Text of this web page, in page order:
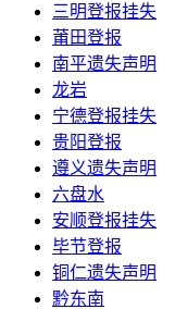
三明登报挂失
莆田登报
南平遗失声明
龙岩
宁德登报挂失
贵阳登报
遵义遗失声明
六盘水
安顺登报挂失
毕节登报
铜仁遗失声明
黔东南